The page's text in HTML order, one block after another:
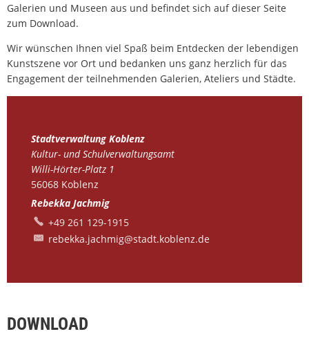
Galerien und Museen aus und befindet sich auf dieser Seite
zum Download.
Wir wünschen Ihnen viel Spaß beim Entdecken der lebendigen
Kunstszene vor Ort und bedanken uns ganz herzlich für das
Engagement der teilnehmenden Galerien, Ateliers und Städte.
Stadtverwaltung Koblenz
Kultur- und Schulverwaltungsamt
Willi-Hörter-Platz 1
56068 Koblenz
Rebekka Jachmig
+49 261 129-1915
rebekka.jachmig@stadt.koblenz.de
DOWNLOAD